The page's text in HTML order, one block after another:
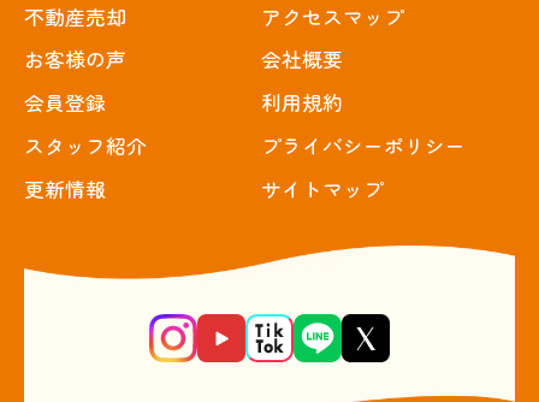
不動産売却
お客様の声
会員登録
スタッフ紹介
更新情報
アクセスマップ
会社概要
利用規約
プライバシーポリシー
サイトマップ